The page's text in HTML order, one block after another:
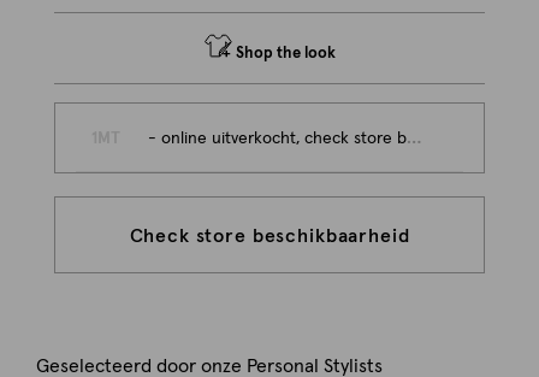
Shop the look
- online uitverkocht, check store beschikbaarheid
Check store beschikbaarheid
Geselecteerd door onze Personal Stylists